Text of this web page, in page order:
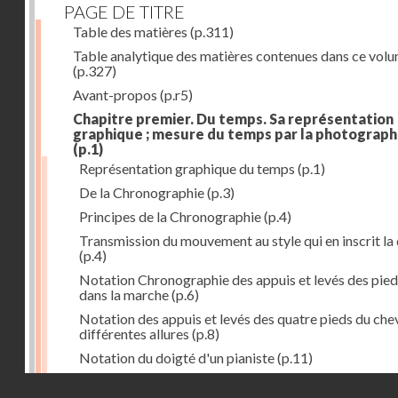
PAGE DE TITRE
Table des matières (p.311)
Table analytique des matières contenues dans ce
(p.327)
Avant-propos (p.r5)
Chapitre premier. Du temps. Sa représentation
graphique ; mesure du temps par la
(p.1)
Représentation graphique du temps (p.1)
De la Chronographie(p.3)
Principes de la Chronographie(p.4)
Transmission du mouvement au style qui en inscrit la
(p.4)
Notation Chronographie des appuis et levés des
dans la marche(p.6)
Notation des appuis et levés des quatre pieds du
différentes allures (p.8)
Notation du doigté d'un pianiste(p.11)